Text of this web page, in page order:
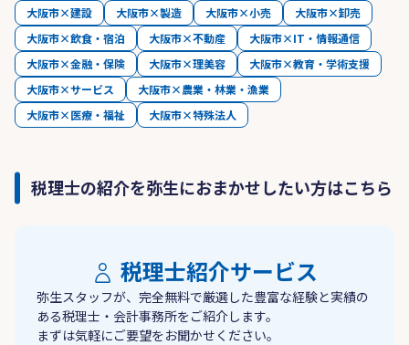
大阪市×建設 大阪市×製造 大阪市×小売
大阪市×卸売
大阪市×飲食・宿泊
大阪市×不動産
大阪市×IT・情報通信
大阪市×金融・保険
大阪市×理美容
大阪市×教育・学術支援
大阪市×サービス
大阪市×農業・林業・漁業
大阪市×医療・福祉
大阪市×特殊法人
税理士の紹介を弥生におまかせしたい方はこちら
税理士紹介サービス
弥生スタッフが、完全無料で厳選した豊富な経験と実績の
ある税理士・会計事務所をご紹介します。
まずは気軽にご要望をお聞かせください。